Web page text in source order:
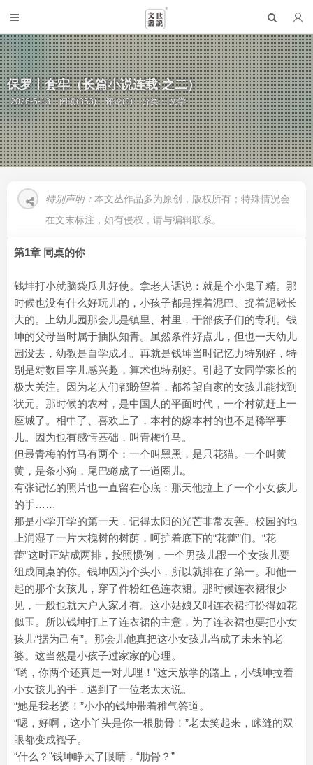
保罗丨套牢（长篇小说连载·之二）
2026-5-13 阅读(353) 评论(0) 分类：文学
特别声明： 本文丛作品多为原创，版权所有；特殊情况会
在文末标注，如有侵权，请与编辑联系。
第1章 同桌的你
钱坤打小就脑袋瓜儿好使。拿老人话说：就是个小鬼子精。那
时候也没有什么好玩儿的，小孩子都是捏着泥巴、捉着泥鳅长
大的。上幼儿园那会儿是镇里、村里，干部孩子们的专利。钱
坤的父母当时属于插队知青。虽然条件好点儿，但也一天幼儿
园没去，幼教是自学成才。再就是钱坤当时记忆力特别好，特
别是对数目字儿感兴趣，算术也特别好。引起了女同学家长的
极大关注。因为老人们都盼望着，都希望自家的女孩儿能找到
状元。那时候的农村，是中国人的平面时代，一个村就赶上一
座城了。相中了、喜欢上了，本村的嫁本村的也不是稀罕事
儿。因为也有感情基础，叫青梅竹马。
但最青梅的竹马有两个：一个叫黑黑，是只花猫。一个叫黄
黄，是条小狗，尾巴蜷成了一道圈儿。
有张记忆的照片也一直留在心底：那天他拉上了一个小女孩儿
的手……
那是小学开学的第一天，记得太阳的光芒非常友善。校园的地
上润湿了一片大槐树的树荫，呵护着底下的“花蕾”们。“花
蕾”这时正站成两排，按照惯例，一个男孩儿跟一个女孩儿要
组成同桌的你。钱坤因为个头小，所以就排在了第一。和他一
起的那个女孩儿，穿了件粉红色连衣裙。那时候连衣裙很少
见，一般也就大户人家才有。这小姑娘又叫连衣裙打扮得如花
似玉。所以钱坤打上了连衣裙的主意，为了连衣裙也要把小女
孩儿“据为己有”。那会儿他真把这小女孩儿当成了未来的老
婆。这当然是小孩子过家家的心理。
“哟，你两个还真是一对儿哩！”这天放学的路上，小钱坤拉着
小女孩儿的手，遇到了一位老太太说。
“她是我老婆！”小小的钱坤带着稚气答道。
“嗯，好啊，这小丫头是你一根肋骨！”老太笑起来，眯缝的双
眼都变成褶子。
“什么？”钱坤睁大了眼睛，“肋骨？”